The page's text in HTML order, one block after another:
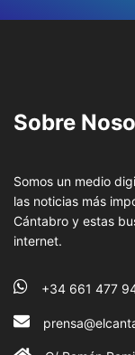
Sobre
Somos un medio
las noticias más
Cántabro y estas
internet.
+34 661 477